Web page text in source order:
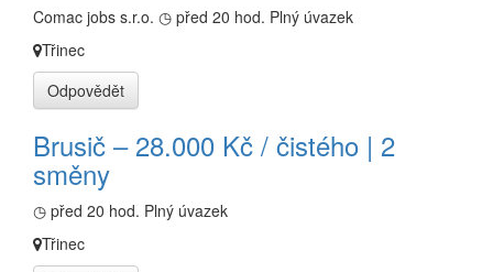
Comac jobs s.r.o. ◷ před 20 hod. Plný úvazek
Třinec
Odpovědět
Brusič – 28.000 Kč / čistého | 2
směny
◷ před 20 hod. Plný úvazek
Třinec